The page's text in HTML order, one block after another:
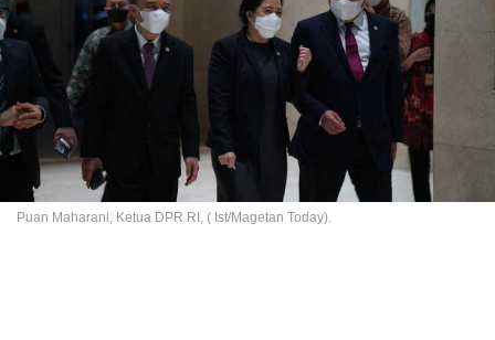
Puan Maharani, Ketua DPR RI, ( Ist/Magetan Today).